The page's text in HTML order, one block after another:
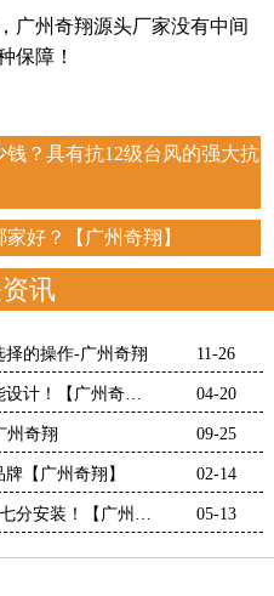
州奇翔源头厂家没有中间
保障！
？具有抗12级台风的强大抗
好？【广州奇翔】
讯
的操作-广州奇翔 11-26
设计！【广州奇
04-20
州奇翔 09-25
【广州奇翔】 02-14
分安装！【广州奇
05-13